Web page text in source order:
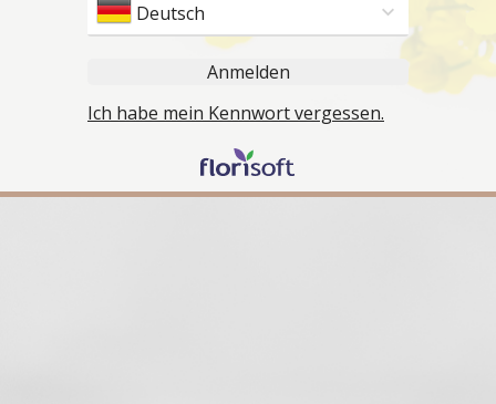
Deutsch
Anmelden
Ich habe mein Kennwort vergessen.